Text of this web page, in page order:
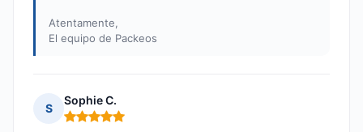
Atentamente,
El equipo de Packeos
S
Sophie C.
Nota: 5 de 5